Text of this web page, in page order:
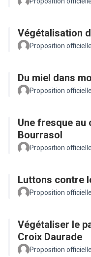
Végétalisation
Proposition officielle
Du miel dans
Proposition officielle
Une fresque
Bourrasol
Proposition officielle
Luttons contre
Proposition officielle
Végétaliser le
Croix Daurade
Proposition officielle